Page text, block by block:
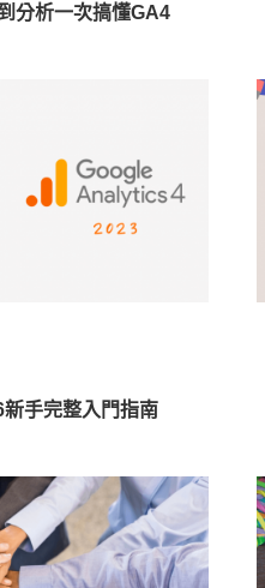
分析一次搞懂GA4
手完整入門指南